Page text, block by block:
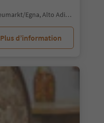
Egna/Neumarkt, Neumarkt/Egna, Alto Adige Wine Road
Plus d’information